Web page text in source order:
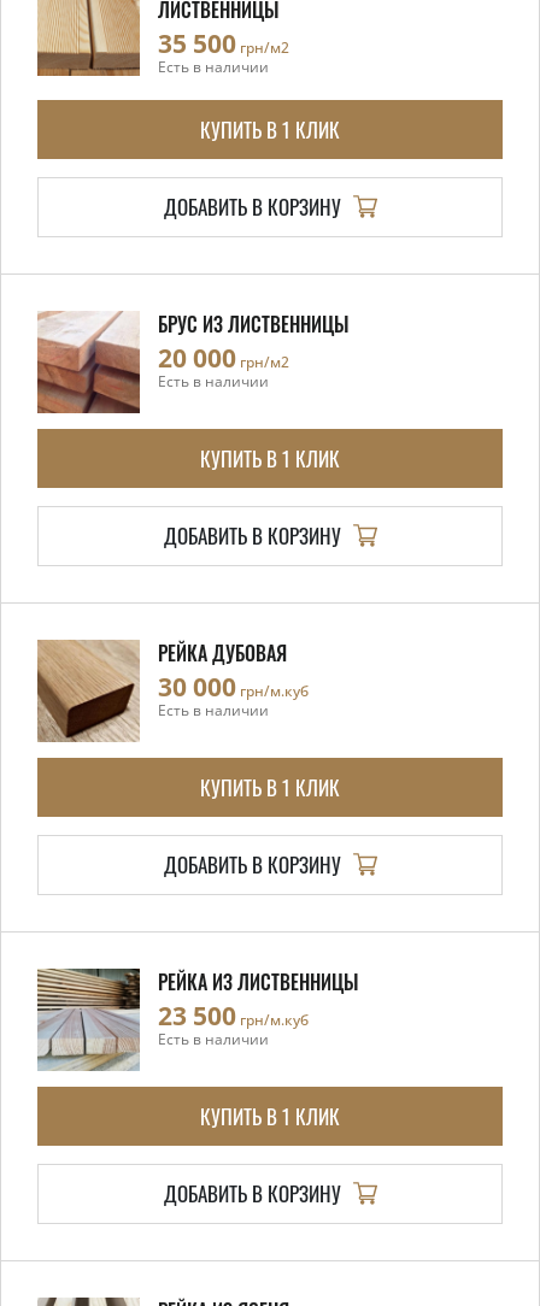
ЛИСТВЕННИЦЫ
35 500 грн/м2
Есть в наличии
КУПИТЬ В 1 КЛИК
ДОБАВИТЬ В КОРЗИНУ
БРУС ИЗ ЛИСТВЕННИЦЫ
20 000 грн/м2
Есть в наличии
КУПИТЬ В 1 КЛИК
ДОБАВИТЬ В КОРЗИНУ
РЕЙКА ДУБОВАЯ
30 000 грн/м.куб
Есть в наличии
КУПИТЬ В 1 КЛИК
ДОБАВИТЬ В КОРЗИНУ
РЕЙКА ИЗ ЛИСТВЕННИЦЫ
23 500 грн/м.куб
Есть в наличии
КУПИТЬ В 1 КЛИК
ДОБАВИТЬ В КОРЗИНУ